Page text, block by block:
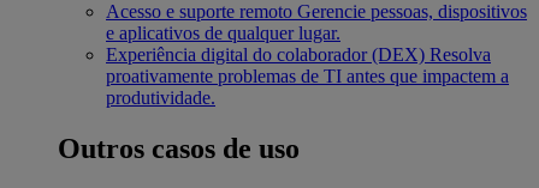
Acesso e suporte remoto Gerencie pessoas, dispositivos
e aplicativos de qualquer lugar.
Experiência digital do colaborador (DEX) Resolva
proativamente problemas de TI antes que impactem a
produtividade.
Outros casos de uso